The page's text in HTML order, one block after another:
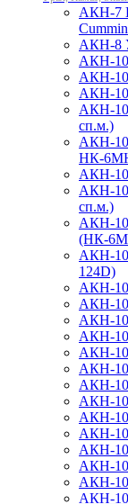
АКН-7
АКН-8
АКН-10
АКН-10
АКН-10
АКН-10
сп.м.)
АКН-10
НК-
АКН-10
АКН-10
сп.м.)
АКН-10
(НК-
АКН-10
124D)
АКН-10
АКН-10
АКН-10
АКН-10
АКН-10
АКН-10
АКН-10
АКН-10
АКН-10
АКН-10
АКН-10
АКН-10
АКН-10
АКН-10